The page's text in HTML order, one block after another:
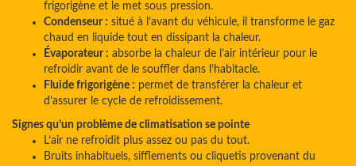
frigorigène et le met sous pression.
Condenseur : situé à l’avant du véhicule, il transforme le gaz
chaud en liquide tout en dissipant la chaleur.
Évaporateur : absorbe la chaleur de l’air intérieur pour le
refroidir avant de le souffler dans l’habitacle.
Fluide frigorigène : permet de transférer la chaleur et
d’assurer le cycle de refroidissement.
Signes qu’un problème de climatisation se pointe
L’air ne refroidit plus assez ou pas du tout.
Bruits inhabituels, sifflements ou cliquetis provenant du